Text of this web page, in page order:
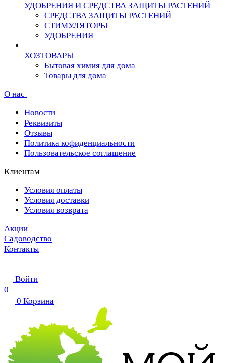
УДОБРЕНИЯ И СРЕДСТВА ЗАЩИТЫ РАСТЕНИЙ
СРЕДСТВА ЗАЩИТЫ РАСТЕНИЙ
СТИМУЛЯТОРЫ
УДОБРЕНИЯ
ХОЗТОВАРЫ
Бытовая химия для дома
Товары для дома
О нас
Новости
Реквизиты
Отзывы
Политика кофиденциальности
Пользовательское соглашение
Клиентам
Условия оплаты
Условия доставки
Условия возврата
Акции
Садоводство
Контакты
Войти
0
0 Корзина